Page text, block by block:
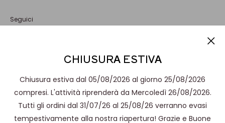
CHIUSURA ESTIVA
Chiusura estiva dal 05/08/2026 al giorno 25/08/2026
compresi. L'attività riprenderà da Mercoledì 26/08/2026.
Tutti gli ordini dal 31/07/26 al 25/08/26 verranno evasi
tempestivamente alla nostra riapertura! Grazie e Buone
Seguici
© Brevetti Waf Shop
Questo sito o gli strumenti terzi da questo utilizzati si avvalgono di
nella cookie policy. Se vuoi saperne di più o negare il consenso a
tutti o ad alcuni cookie, consulta lacookie policy . Chiudendo
questo banner, scorrendo questa pagina, cliccando su un link o
proseguendo la navigazione in altra maniera, acconsenti all’uso
dei cookie.